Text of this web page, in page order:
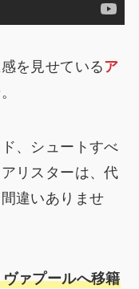
を見せているア
。
、シュートすべ
リスターは、代
違いありませ
ァプールへ移籍